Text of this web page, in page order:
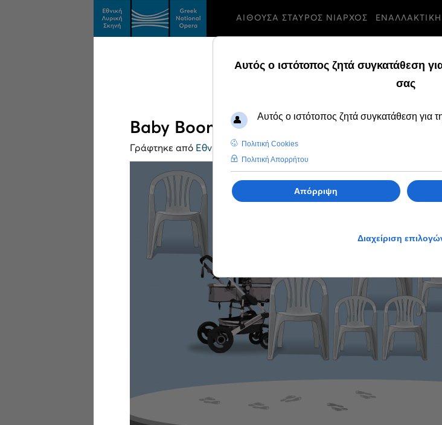
ΑΙΘΟΥΣΑ ΣΤΑΥΡΟΣ ΝΙΑΡΧΟΣ
Baby Boom Dance
Γράφτηκε από Εθνική Λυρική Σκηνή - Greek National Opera